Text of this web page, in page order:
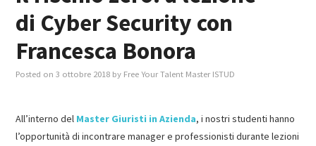
SCIENZIATI IN AZIENDA
MASTER IN FOOD & BEVERAGE
TUTTI
di Cyber Security con
Francesca Bonora
Posted on3 ottobre 2018 by Free Your Talent Master ISTUD
All’interno del Master Giuristi in Azienda, i nostri studenti hanno
l’opportunità di incontrare manager e professionisti durante lezioni